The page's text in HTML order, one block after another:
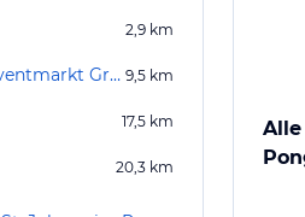
2,9 km
Salzburger Bergadvent Adventmarkt Großarl 9,5 km
17,5 km
20,3 km